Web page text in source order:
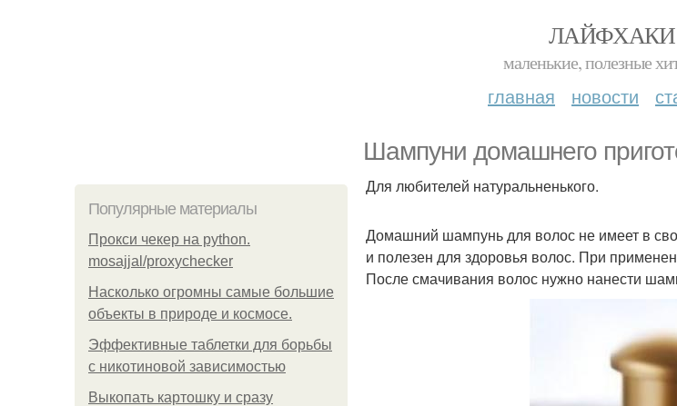
ЛАЙФХАКИ
маленькие, полезные
главная новости
Шампуни домашнего
Популярные материалы
Прокси чекер на python.
mosajjal/proxychecker
Насколько огромны самые большие
объекты в природе и космосе.
Эффективные таблетки для борьбы
с никотиновой зависимостью
Выкопать картошку и сразу
Для любителей натуральненького.
Домашний шампунь для волос не имеет в
и полезен для здоровья волос. При
После смачивания волос нужно нанести